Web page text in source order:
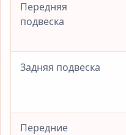
Передняя
подвеска
Задняя подвеска
Передние